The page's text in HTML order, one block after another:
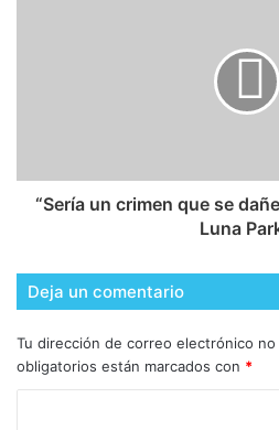
​“Sería un crimen que se
Luna
Deja un comentario
Tu dirección de correo electrónico no
obligatorios están marcados con *